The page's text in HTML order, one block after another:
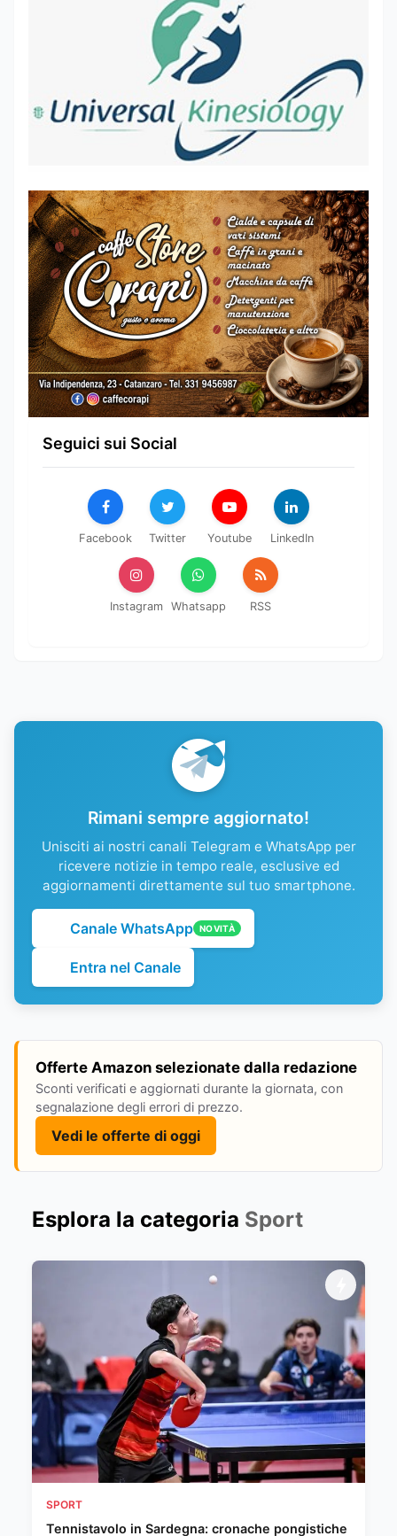
Seguici sui Social
Facebook Twitter Youtube LinkedIn
Instagram Whatsapp RSS
Rimani sempre aggiornato!
Unisciti ai nostri canali Telegram e WhatsApp per
ricevere notizie in tempo reale, esclusive ed
aggiornamenti direttamente sul tuo smartphone.
Canale WhatsApp NOVITÀ
Entra nel Canale
Offerte Amazon selezionate dalla redazione
Sconti verificati e aggiornati durante la giornata, con
segnalazione degli errori di prezzo.
Vedi le offerte di oggi
Esplora la categoria Sport
SPORT
Tennistavolo in Sardegna: cronache pongistiche